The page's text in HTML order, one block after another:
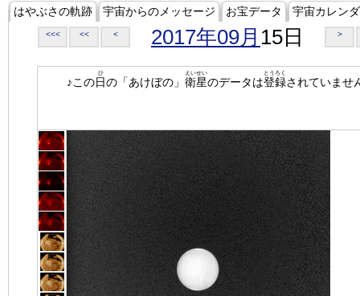
はやぶさの軌跡 宇宙からのメッセージ お宝データ 宇宙カレン
<<< << < 2017年09月 15日 >
♪この日
ひ
の「あけぼの」 衛星
えいせい
のデータは登録
とうろく
されていませ